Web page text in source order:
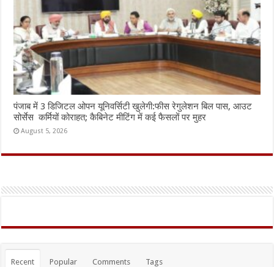
पंजाब में 3 डिजिटल ओपन यूनिवर्सिटी खुलेगी:फीस रेगुलेशन बिल पास, आउट
सोर्सेस कर्मियों कोराहत; कैबिनेट मीटिंग में कई फैसलों पर मुहर
August 5, 2026
Recent Popular Comments Tags